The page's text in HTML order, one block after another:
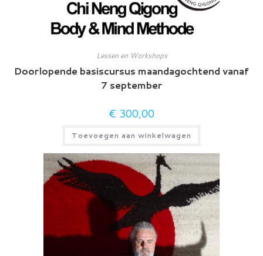
Lessen en Workshops
Doorlopende basiscursus maandagochtend vanaf
7 september
€ 300,00
Toevoegen aan winkelwagen